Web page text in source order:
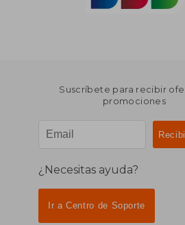
Suscríbete para recibir
promociones
¿Necesitas ayuda?
Ir a Centro de Soporte